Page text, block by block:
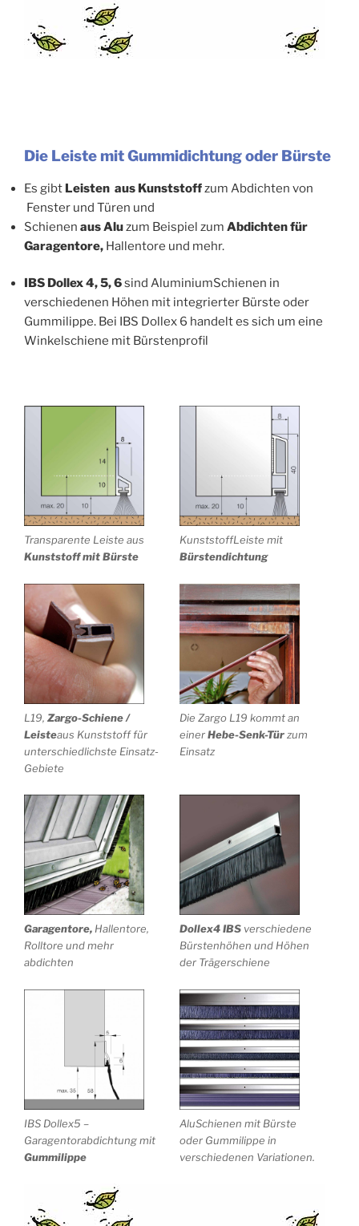
Die Leiste mit Gummidichtung oder Bürste
Es gibt Leisten aus Kunststoffzum Abdichten von
Fenster und Türen und
Schienen aus Aluzum Beispiel zum Abdichten für
Garagentore, Hallentore und mehr.
IBS Dollex 4, 5, 6sind AluminiumSchienen in
verschiedenen Höhen mit integrierter Bürste oder
Gummilippe. Bei IBS Dollex 6 handelt es sich um eine
Winkelschiene mit Bürstenprofil
Transparente Leiste aus
Kunststoff mit Bürste
KunststoffLeiste mit
Bürstendichtung
L19, Zargo-Schiene /
Leisteaus Kunststoff für
unterschiedlichste Einsatz-
Gebiete
Die Zargo L19 kommt an
einerHebe-Senk-Türzum
Einsatz
Garagentore, Hallentore,
Rolltore und mehr
abdichten
Dollex4 IBS verschiedene
Bürstenhöhen und Höhen
der Trägerschiene
IBS Dollex5 –
Garagentorabdichtung mit
Gummilippe
AluSchienen mit Bürste
oder Gummilippe in
verschiedenen Variationen.